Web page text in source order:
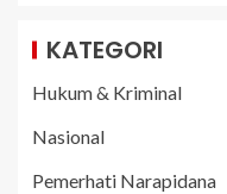
KATEGORI
Hukum & Kriminal
Nasional
Pemerhati Narapidana